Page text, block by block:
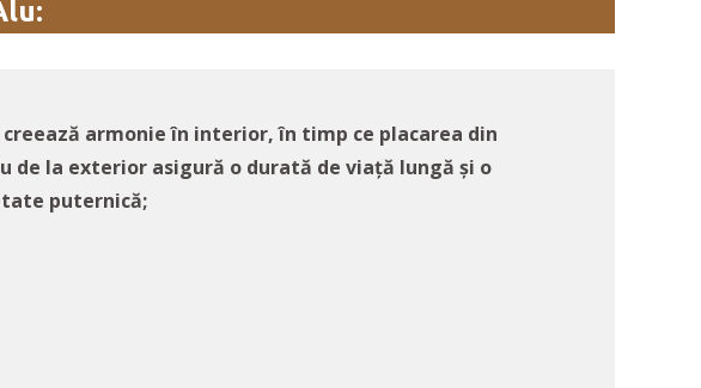
creează armonie în interior, în timp ce placarea din
de la exterior asigură o durată de viață lungă și o
puternică;